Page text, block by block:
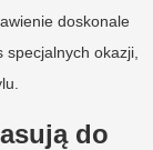
doskonale
okazji,
do